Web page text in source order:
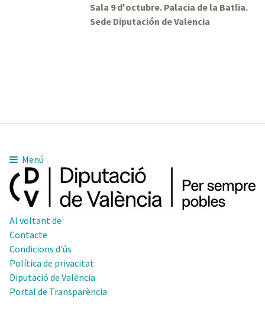
Sala 9 d'octubre. Palacia de la Batlia.
Sede Diputación de Valencia
Menú
Al voltant de
Contacte
Condicions d'ús
Política de privacitat
Diputació de València
Portal de Transparència